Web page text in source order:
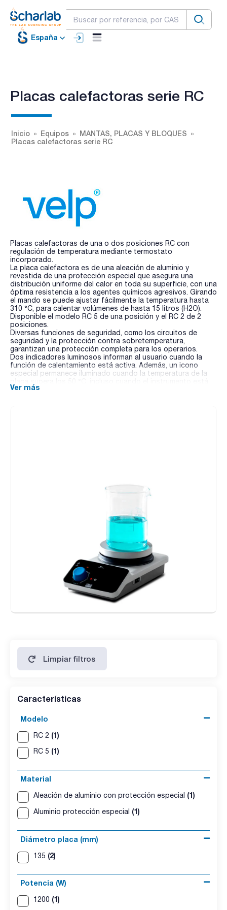
España
Placas calefactoras serie RC
Inicio Equipos
MANTAS, PLACAS Y BLOQUES
Placas calefactoras serie RC
Placas calefactoras de una o dos posiciones RC con
regulación de temperatura mediante termostato
incorporado.
La placa calefactora es de una aleación de aluminio y
revestida de una protección especial que asegura una
distribución uniforme del calor en toda su superficie, con una
óptima resistencia a los agentes químicos agresivos. Girando
el mando se puede ajustar fácilmente la temperatura hasta
310 °C, para calentar volúmenes de hasta 15 litros (H2O).
Disponible el modelo RC 5 de una posición y el RC 2 de 2
posiciones.
Diversas funciones de seguridad, como los circuitos de
seguridad y la protección contra sobretemperatura,
garantizan una protección completa para los operarios.
Dos indicadores luminosos informan al usuario cuando la
función de calentamiento está activa. Además, un icono
especial permanece iluminado cuando la temperatura de la
apagado.
Ver más
Limpiar filtros
Características
Modelo
RC 2 (1)
RC 5 (1)
Material
Aleación de aluminio con protección especial (1)
Aluminio protección especial (1)
Diámetro placa (mm)
135 (2)
Potencia (W)
1200 (1)